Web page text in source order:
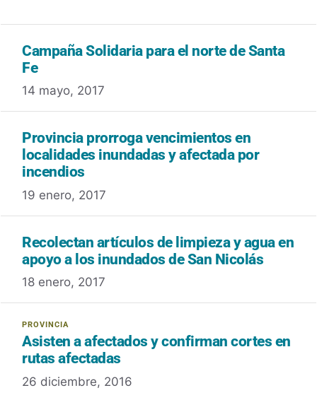
Campaña Solidaria para el norte de Santa
Fe
14 mayo, 2017
Provincia prorroga vencimientos en
localidades inundadas y afectada por
incendios
19 enero, 2017
Recolectan artículos de limpieza y agua en
apoyo a los inundados de San Nicolás
18 enero, 2017
Asisten a afectados y confirman cortes en
rutas afectadas
26 diciembre, 2016